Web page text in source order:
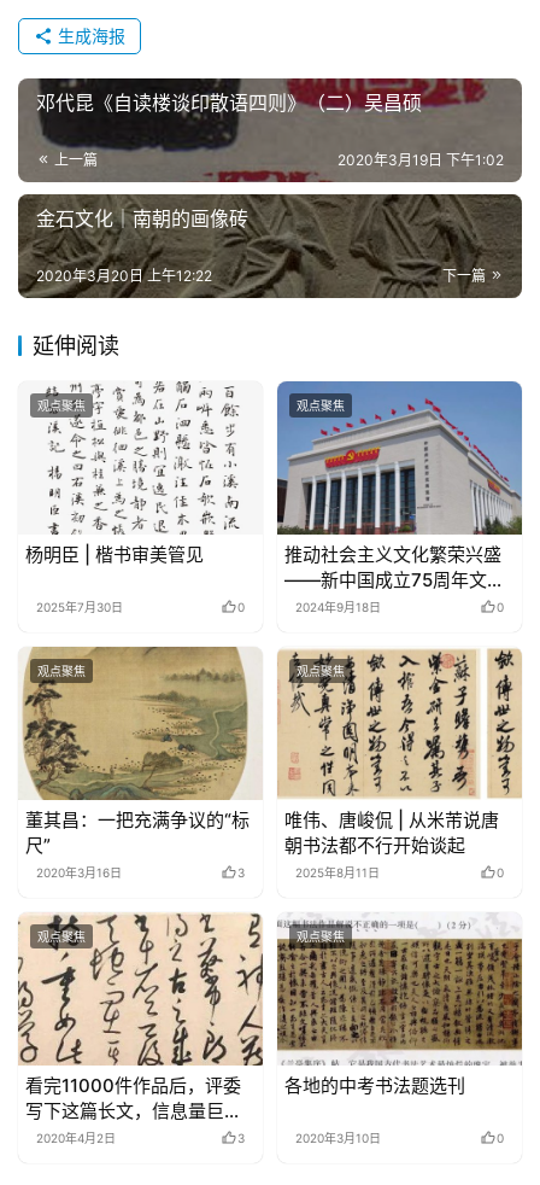
生成海报
邓代昆《自读楼谈印散语四则》（二）吴昌硕
上一篇 2020年3月19日 下午1:02
金石文化｜南朝的画像砖
下一篇
2020年3月20日 上午12:22
延伸阅读
观点聚焦
杨明臣 | 楷书审美管见
2025年7月30日 0
观点聚焦
推动社会主义文化繁荣兴盛
——新中国成立75周年文化
发展成就综述
2024年9月18日 0
观点聚焦
董其昌：一把充满争议的“标
尺”
2020年3月16日 3
观点聚焦
唯伟、唐峻侃 | 从米芾说唐
朝书法都不行开始谈起
2025年8月11日 0
观点聚焦
看完11000件作品后，评委
写下这篇长文，信息量巨
大……
2020年4月2日 3
观点聚焦
各地的中考书法题选刊
2020年3月10日 0